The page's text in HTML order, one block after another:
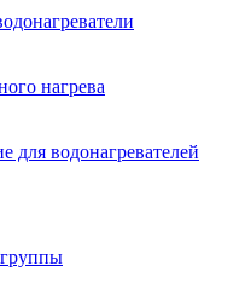
нагрева
для водонагревателей